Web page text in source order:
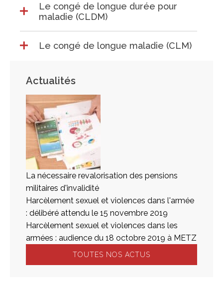
Le congé de longue durée pour
maladie (CLDM)
Le congé de longue maladie (CLM)
Actualités
La nécessaire revalorisation des pensions
militaires d'invalidité
Harcèlement sexuel et violences dans l'armée
: délibéré attendu le 15 novembre 2019
Harcèlement sexuel et violences dans les
armées : audience du 18 octobre 2019 à METZ
TOUTES NOS ACTUS